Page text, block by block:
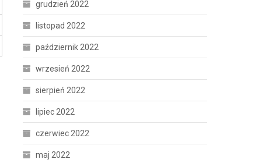
grudzień 2022
listopad 2022
październik 2022
wrzesień 2022
sierpień 2022
lipiec 2022
czerwiec 2022
maj 2022